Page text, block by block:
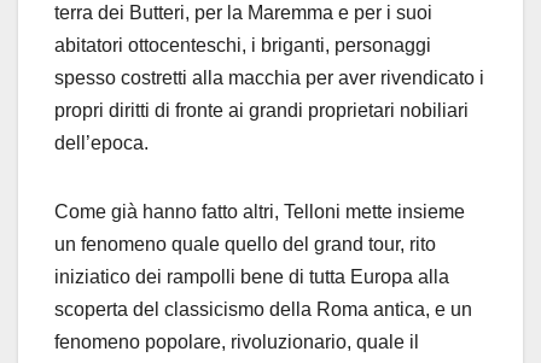
terra dei Butteri, per la Maremma e per i suoi
abitatori ottocenteschi, i briganti, personaggi
spesso costretti alla macchia per aver rivendicato i
propri diritti di fronte ai grandi proprietari nobiliari
dell’epoca.
Come già hanno fatto altri, Telloni mette insieme
un fenomeno quale quello del grand tour, rito
iniziatico dei rampolli bene di tutta Europa alla
scoperta del classicismo della Roma antica, e un
fenomeno popolare, rivoluzionario, quale il